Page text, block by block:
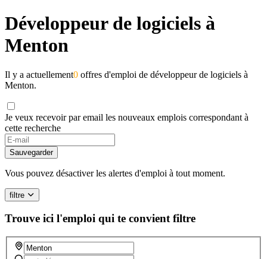
Développeur de logiciels à
Menton
Il y a actuellement0 offres d'emploi de développeur de logiciels à
Menton.
Je veux recevoir par email les nouveaux emplois correspondant à
cette recherche
Sauvegarder
Vous pouvez désactiver les alertes d'emploi à tout moment.
filtre
Trouve ici l'emploi qui te convient filtre